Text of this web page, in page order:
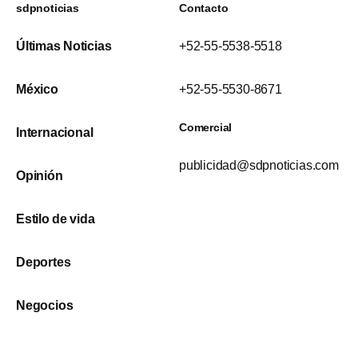
sdpnoticias
Últimas Noticias
México
Internacional
Opinión
Estilo de vida
Deportes
Negocios
Contacto
+52-55-5538-5518
+52-55-5530-8671
Comercial
publicidad@sdpnoticias.com